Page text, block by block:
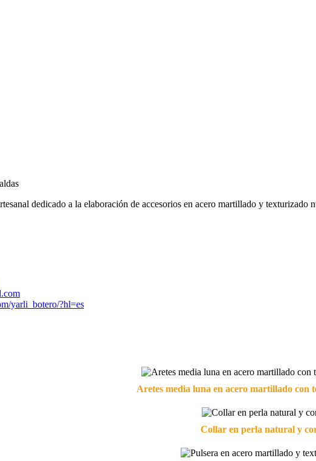
dedicado a la elaboración de accesorios en acero martillado y texturizado
yarli_botero/?hl=es
Aretes media luna en acero martillado con
Collar en perla natural y